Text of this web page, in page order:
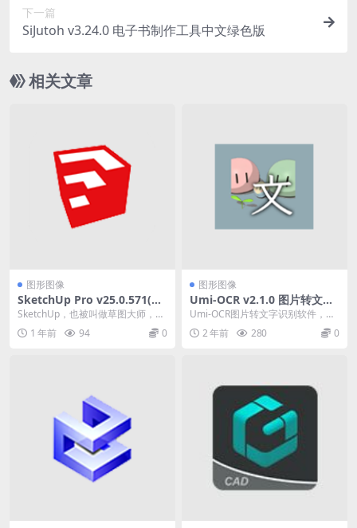
下一篇
SiJutoh v3.24.0 电子书制作工具中文绿色版
相关文章
图形图像
SketchUp Pro v25.0.571(三
维建筑设计软件草图大师绿色
激活版)
SketchUp，也被叫做草图大师，是
一款多功能的三维建模软件。它结
合了设计、展...
1 年前 94 0
图形图像
Umi-OCR v2.1.0 图片转文字
识别软件
Umi-OCR图片转文字识别软件，也
是完全离线的ORC软件。Umi-OCR
支持截...
2 年前 280 0